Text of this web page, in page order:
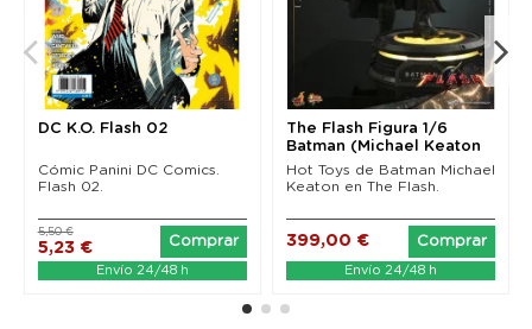
DC K.O. Flash 02
Cómic Panini DC Comics.
Flash 02.
5,23 €
5,50 €
Comprar
Envío 24/48 h
The Flash Figura 1/6
Batman (Michael Keaton
Modern Suit) Hot...
Hot Toys de Batman Michael
Keaton en The Flash.
399,00 € Comprar
Envío 24/48 h